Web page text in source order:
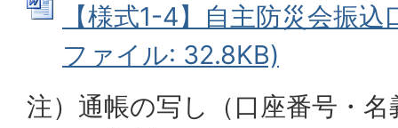
【様式1-4】自主防災会振
ファイル: 32.8KB)
注）通帳の写し（口座番号・